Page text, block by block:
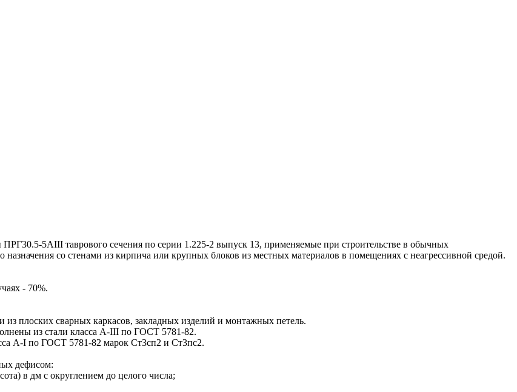
5АIII таврового сечения по серии 1.225-2 выпуск 13, применяемые при строительстве в обычных
со стенами из кирпича или крупных блоков из местных материалов в помещениях с неагрессивной средой.
- 70%.
плоских сварных каркасов, закладных изделий и монтажных петель.
из стали класса А-III по ГОСТ 5781-82.
А-I по ГОСТ 5781-82 марок Ст3сп2 и Ст3пс2.
дефисом:
в дм с округлением до целого числа;